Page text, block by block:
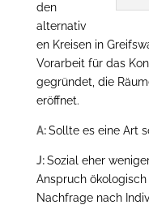
den
alternativ
en Kreisen in
Vorarbeit für das
gegründet, die
eröffnet.
A:Sollte es eine Art
J:Sozial eher
Anspruch
Nachfrage nach